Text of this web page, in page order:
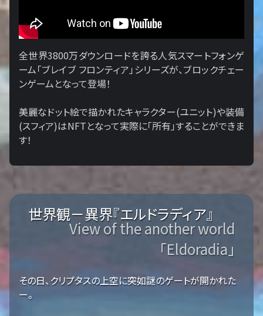
全世界3800万ダウンロードを誇る人気スマートフォンゲ
ーム「ブレイブ フロンティア」シリーズが、ブロックチェー
ンゲームとなって登場！
美麗なドット絵で描かれたキャラクター(ユニット)や装備
(スフィア)はNFTとなって実際に「所有」することができま
す！
世界観－異界『エルドラディア』
View of the another world
「Eldoradia」
その日、クリプタスの上空に突如謎のゲートが開かれた
ー。